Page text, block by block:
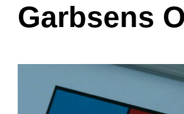
Garbsens